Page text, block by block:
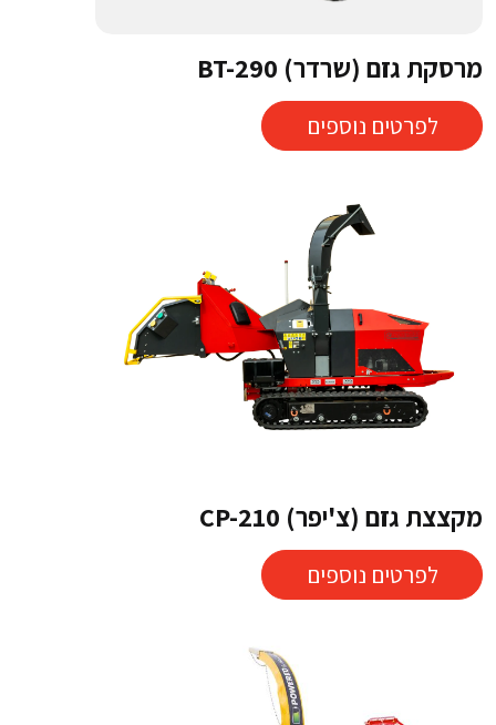
מרסקת גזם (שרדר) BT-290
לפרטים נוספים
מקצצת גזם (צ'יפר) CP-210
לפרטים נוספים